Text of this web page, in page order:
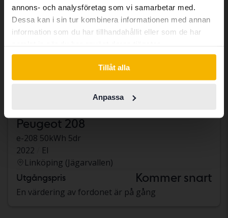
annons- och analysföretag som vi samarbetar med.
Dessa kan i sin tur kombinera informationen med annan
information som du har tillhandahållit eller som de har
Tillåt alla
Anpassa
Peugeot 208
e-208 50kWh 5dr
2022
El
Linköping (Jägarvallen)
Utgångspris Kommer snart
En värdering av fordonet är på gång
Continue in Swedish
Switch to...